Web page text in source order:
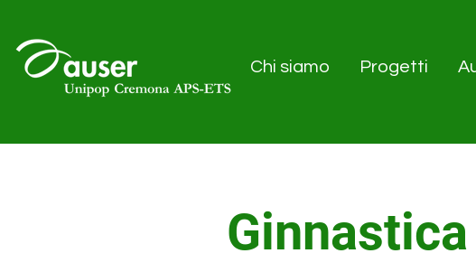
Chi siamo Progetti